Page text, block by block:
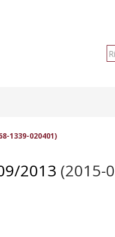
1339-020401)
2013 (2015-